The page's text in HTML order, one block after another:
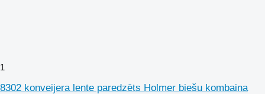
1
8302 konveijera lente paredzēts Holmer biešu kombaina